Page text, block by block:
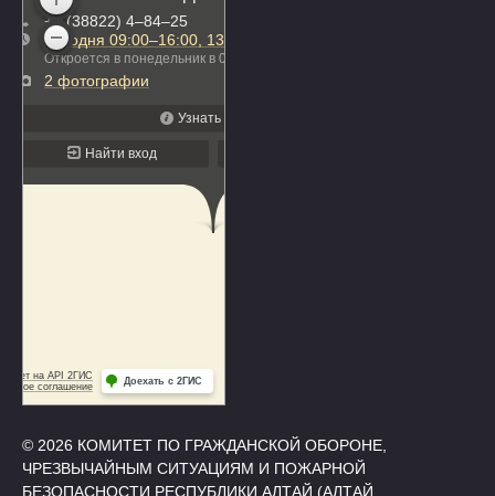
© 2026 КОМИТЕТ ПО ГРАЖДАНСКОЙ ОБОРОНЕ,
ЧРЕЗВЫЧАЙНЫМ СИТУАЦИЯМ И ПОЖАРНОЙ
БЕЗОПАСНОСТИ РЕСПУБЛИКИ АЛТАЙ (АЛТАЙ